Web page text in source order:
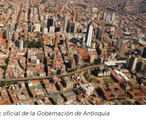
de la Gobernación de Antioquia